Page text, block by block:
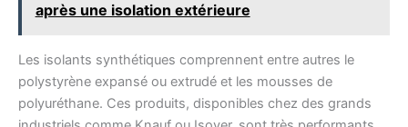
après une isolation extérieure
Les isolants synthétiques comprennent entre autres le
polystyrène expansé ou extrudé et les mousses de
polyuréthane. Ces produits, disponibles chez des grands